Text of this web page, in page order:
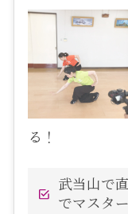
る！
武当山で
でマスタ